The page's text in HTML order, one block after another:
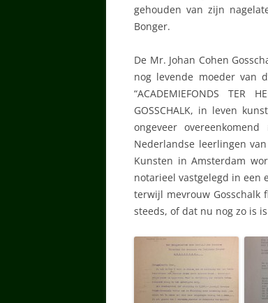
gehouden van zijn
Bonger.
De Mr. Johan Cohen
nog levende moeder van
“ACADEMIEFONDS TER
GOSSCHALK, in leven
ongeveer
Nederlandse leerlingen
Kunsten in Amsterdam
notarieel vastgelegd in een
terwijl mevrouw Gosschalk
steeds, of dat nu nog zo is